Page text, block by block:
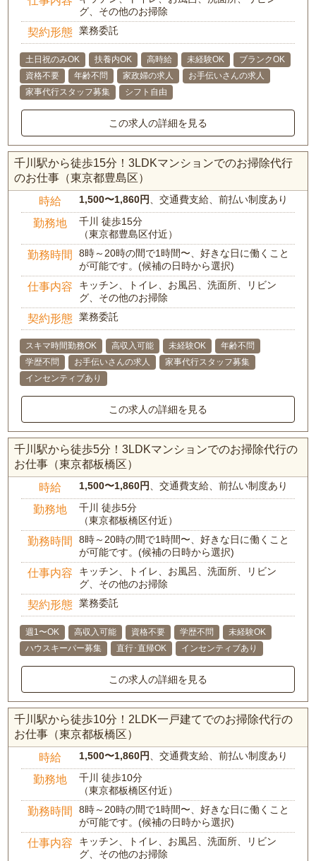
グ、その他のお掃除
契約形態 業務委託
土日祝のみOK 扶養内OK 高時給 未経験OK
ブランクOK
資格不要
年齢不問 家政婦の求人
お手伝いさんの求人
家事代行スタッフ募集
シフト自由
この求人の詳細を見る
千川駅から徒歩15分！3LDKマンションでのお掃除代行
のお仕事（東京都豊島区）
時給 1,500〜1,860円、交通費支給、前払い制度あり
勤務地
千川 徒歩15分
（東京都豊島区付近）
勤務時間
8時～20時の間で1時間〜、好きな日に働くこと
が可能です。(候補の日時から選択)
仕事内容
キッチン、トイレ、お風呂、洗面所、リビン
グ、その他のお掃除
契約形態 業務委託
スキマ時間勤務OK 高収入可能 未経験OK
年齢不問
学歴不問
お手伝いさんの求人
家事代行スタッフ募集
インセンティブあり
この求人の詳細を見る
千川駅から徒歩5分！3LDKマンションでのお掃除代行の
お仕事（東京都板橋区）
時給 1,500〜1,860円、交通費支給、前払い制度あり
勤務地
千川 徒歩5分
（東京都板橋区付近）
勤務時間
8時～20時の間で1時間〜、好きな日に働くこと
が可能です。(候補の日時から選択)
仕事内容
キッチン、トイレ、お風呂、洗面所、リビン
グ、その他のお掃除
契約形態 業務委託
週1〜OK 高収入可能 資格不要 学歴不問
未経験OK
ハウスキーパー募集
直行･直帰OK インセンティブあり
この求人の詳細を見る
千川駅から徒歩10分！2LDK一戸建てでのお掃除代行の
お仕事（東京都板橋区）
時給 1,500〜1,860円、交通費支給、前払い制度あり
勤務地
千川 徒歩10分
（東京都板橋区付近）
勤務時間
8時～20時の間で1時間〜、好きな日に働くこと
が可能です。(候補の日時から選択)
仕事内容
キッチン、トイレ、お風呂、洗面所、リビン
グ、その他のお掃除